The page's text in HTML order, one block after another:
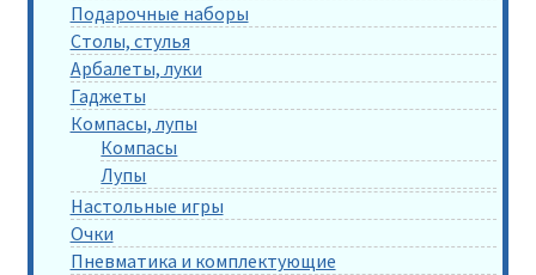
Подарочные наборы
Столы, стулья
Арбалеты, луки
Гаджеты
Компасы, лупы
Компасы
Лупы
Настольные игры
Очки
Пневматика и комплектующие